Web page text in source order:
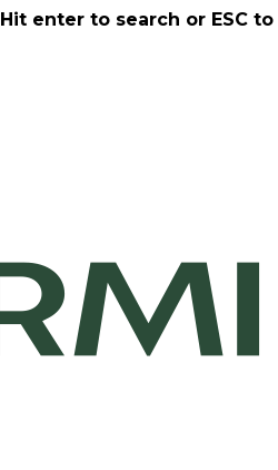
Hit enter to search or ESC